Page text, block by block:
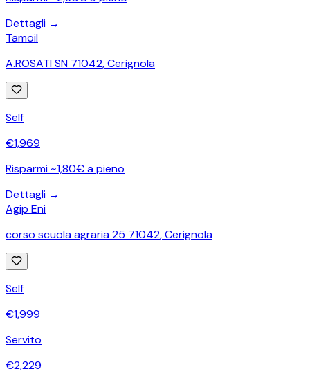
Dettagli →
Tamoil
A.ROSATI SN 71042,Cerignola
Self
€1,969
Risparmi ~1,80€ a pieno
Dettagli →
Agip Eni
corso scuola agraria 25 71042,Cerignola
Self
€1,999
Servito
€2,229